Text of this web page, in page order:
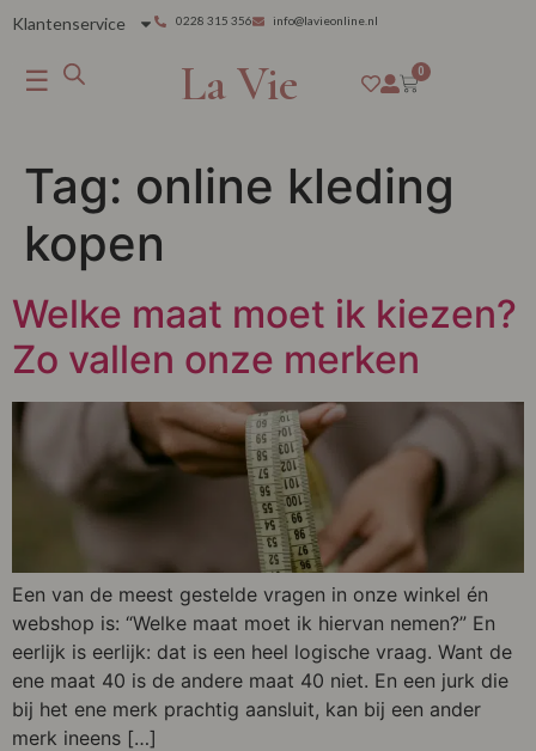
Klantenservice 0228 315 356 info@lavieonline.nl
☰ La Vie 0
Tag: online kleding
kopen
Welke maat moet ik kiezen?
Zo vallen onze merken
Een van de meest gestelde vragen in onze winkel én
webshop is: “Welke maat moet ik hiervan nemen?” En
eerlijk is eerlijk: dat is een heel logische vraag. Want de
ene maat 40 is de andere maat 40 niet. En een jurk die
bij het ene merk prachtig aansluit, kan bij een ander
merk ineens […]